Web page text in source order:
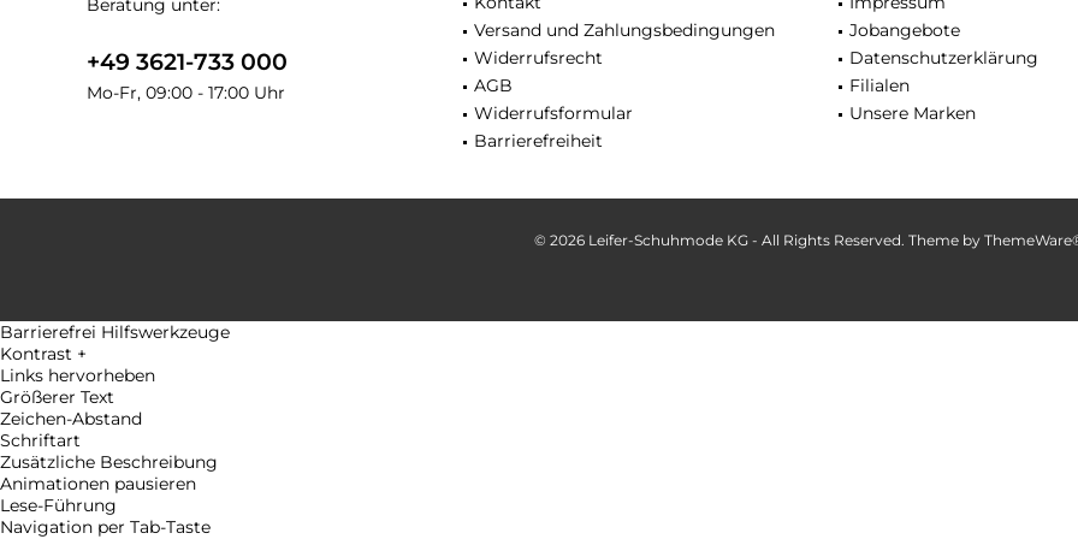
Beratung unter:
+49 3621-733 000
Mo-Fr, 09:00 - 17:00 Uhr
Versand und Zahlungsbedingungen
Widerrufsrecht
AGB
Widerrufsformular
Barrierefreiheit
Jobangebote
Datenschutzerklärung
Filialen
Unsere Marken
© 2026 Leifer-Schuhmode KG - All Rights Reserved. Theme by
Barrierefrei Hilfswerkzeuge
Kontrast +
Links hervorheben
Größerer Text
Zeichen-Abstand
Schriftart
Zusätzliche Beschreibung
Animationen pausieren
Lese-Führung
Navigation per Tab-Taste